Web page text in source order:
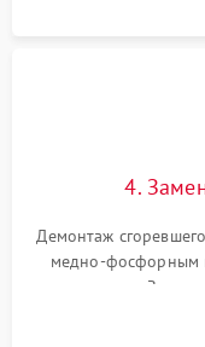
4.
Демонтаж
медно-фосфорным
осушителя.
сломанных